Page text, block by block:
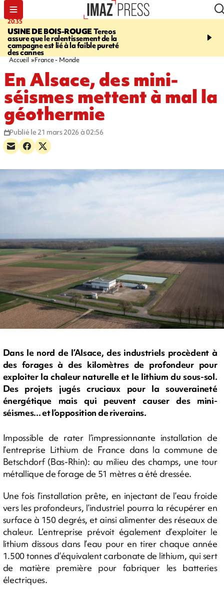
20:35
USINE DE BOIS-ROUGETereos
assure que le ralentissement de la
campagne est lié à la faible pureté
des cannes
05:30
téléphérique Papang à
Accueil France - Monde
En Alsace, des mini-
séismes mettent à mal la
géothermie
Publié le 21 mars 2026 à 02:56
Dans le nord de l’Alsace, des industriels procèdent à
des forages à des kilomètres de profondeur pour
exploiter la chaleur naturelle et le lithium du sous-sol.
Des projets jugés cruciaux pour la souveraineté
énergétique mais qui peuvent causer des mini-
séismes... et l’opposition de riverains.
Impossible de rater l’impressionnante installation de
l’entreprise Lithium de France dans la commune de
Betschdorf (Bas-Rhin): au milieu des champs, une tour
métallique de forage de 51 mètres a été dressée.
Une fois l’installation prête, en injectant de l’eau froide
vers les profondeurs, l’industriel pourra la récupérer en
surface à 150 degrés, et ainsi alimenter des réseaux de
chaleur. L’entreprise prévoit également d’exploiter le
lithium dissous dans l’eau pour en tirer chaque année
1.500 tonnes d’équivalent carbonate de lithium, qui sert
de matière première pour fabriquer les batteries
électriques.